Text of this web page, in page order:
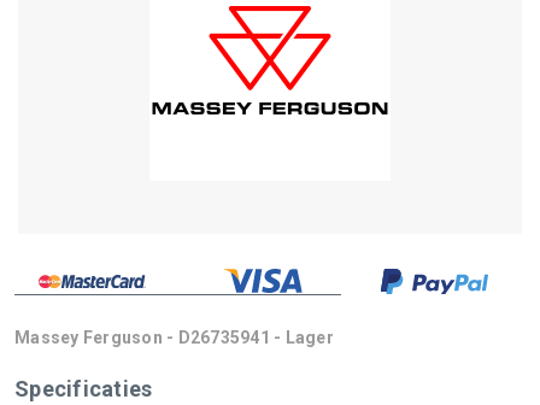
Massey Ferguson - D26735941 - Lager
Specificaties